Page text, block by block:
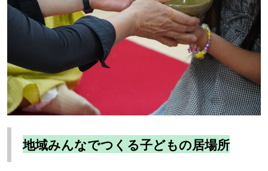
地域みんなでつくる子どもの居場所